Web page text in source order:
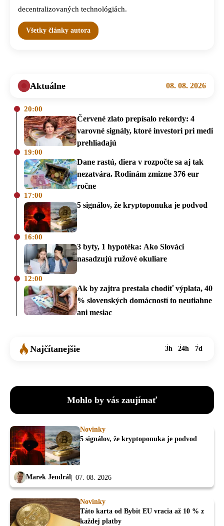
decentralizovaných technológiách.
Všetky články autora
Aktuálne 08. 08. 2026
20:00
Červené zlato prepísalo rekordy: 4
varovné signály, ktoré investori pri medi
prehliadajú
19:00
Dane rastú, diera v rozpočte sa aj tak
nezatvára. Rodinám zmizne 376 eur
ročne
17:00
5 signálov, že kryptoponuka je podvod
16:00
3 byty, 1 hypotéka: Ako Slováci
nasadzujú ružové okuliare
12:00
Ak by zajtra prestala chodiť výplata, 40
% slovenských domácností to neutiahne
ani mesiac
Najčítanejšie 3h 24h 7d
Mohlo by vás zaujímať
Novinky
5 signálov, že kryptoponuka je podvod
Marek Jendrál 07. 08. 2026
Novinky
Táto karta od Bybit EU vracia až 10 % z
každej platby